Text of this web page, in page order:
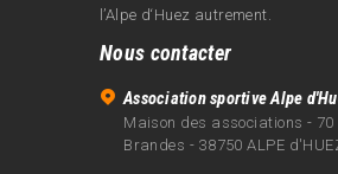
l’Alpe d‘Huez autrement.
Nous contacter
Association sportive Alpe
Maison des associations - 70
Brandes - 38750 ALPE